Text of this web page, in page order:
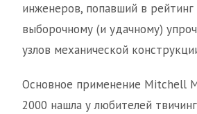
инженеров, попавший в рейтинг
выборочному (и удачному)
узлов механической
Основное применение Mitchell
2000 нашла у любителей